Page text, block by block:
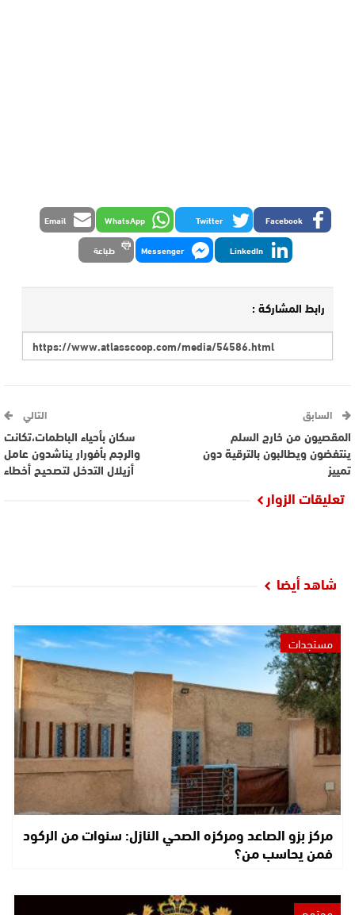
Facebook
Twitter
WhatsApp
Email
LinkedIn
Messenger طباعة
رابط المشاركة :
السابق
المقصيون من خارج السلم
ينتفضون ويطالبون بالترقية دون
تمييز
التالي
سكان بأحياء الباطمات،تكانت
والرجم بأفورار يناشدون عامل
أزيلال التدخل لتصحيح أخطاء
تعليقات الزوار
شاهد أيضا
مستجدات
مركز بزو الصاعد ومركزه الصحي النازل: سنوات من الركود
فمن يحاسب من؟